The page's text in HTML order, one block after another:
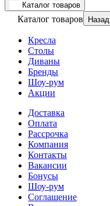
Каталог товаров
Каталог товаров Назад
Кресла
Столы
Диваны
Бренды
Шоу-рум
Акции
Доставка
Оплата
Рассрочка
Компания
Контакты
Вакансии
Бонусы
Шоу-рум
Соглашение